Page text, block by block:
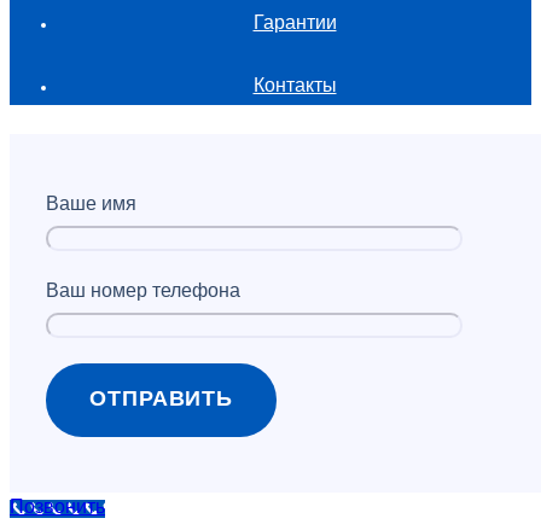
Гарантии
Контакты
Ваше имя
Ваш номер телефона
Позвонить